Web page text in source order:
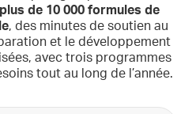
de 10 000 formules de
, des minutes de soutien au
et le développement
avec trois programmes
tout au long de l’année.